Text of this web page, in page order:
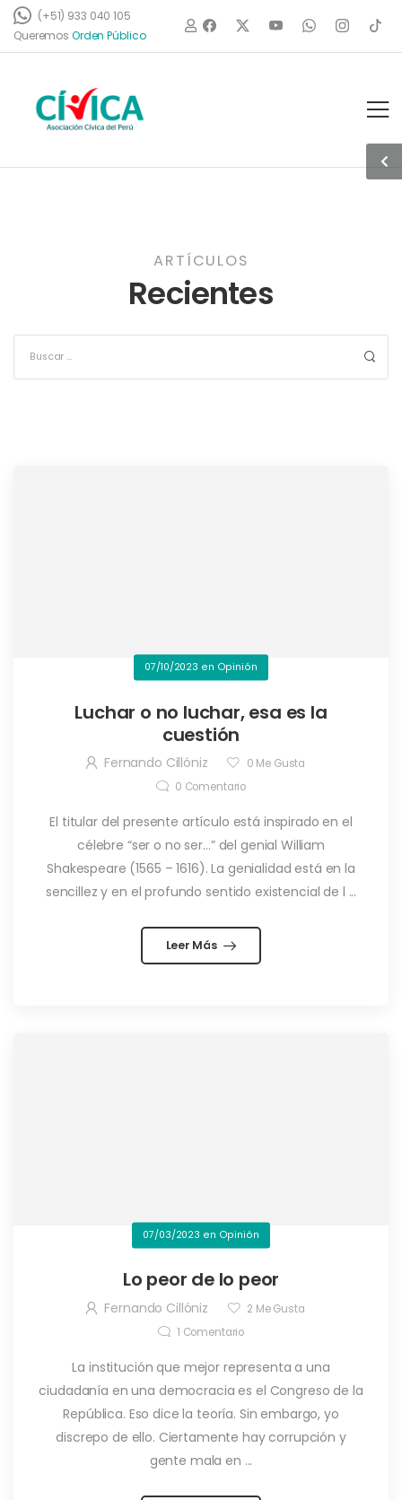
(+51) 933 040 105
Queremos
den
Público
ARTÍCULOS
Recientes
07/10/2023 en Opinión
Luchar o no luchar, esa es la
cuestión
Fernando Cillóniz 0 Me Gusta
0 Comentario
El titular del presente artículo está inspirado en el
célebre “ser o no ser…” del genial William
Shakespeare (1565 – 1616). La genialidad está en la
sencillez y en el profundo sentido existencial de l ...
Leer Más
07/03/2023 en Opinión
Lo peor de lo peor
Fernando Cillóniz 2 Me Gusta
1 Comentario
La institución que mejor representa a una
ciudadanía en una democracia es el Congreso de la
República. Eso dice la teoría. Sin embargo, yo
discrepo de ello. Ciertamente hay corrupción y
gente mala en ...